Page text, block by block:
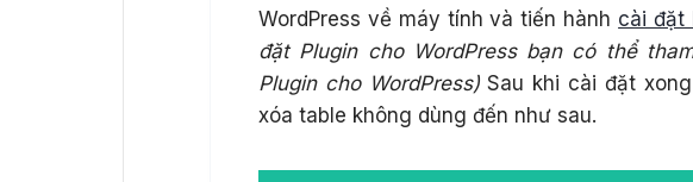
WordPress về máy tính và tiến hành cài đặt
đặt Plugin cho WordPress bạn có thể
Plugin cho WordPress)Sau khi cài đặt
xóa table không dùng đến như sau.